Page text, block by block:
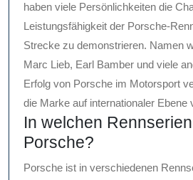
haben viele Persönlichkeiten die
Leistungsfähigkeit der Porsche-
Strecke zu demonstrieren. Namen
Marc Lieb, Earl Bamber und viele
Erfolg von Porsche im Motorsport
die Marke auf internationaler Ebene
In welchen
Porsche?
Porsche ist in verschiedenen